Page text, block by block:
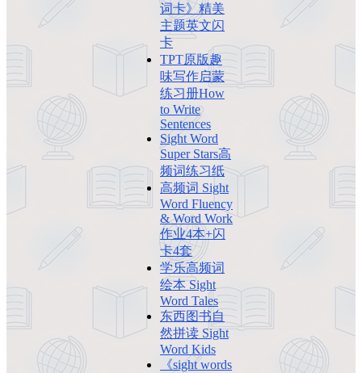
词卡》精美
主题英文闪
卡
TPT原版趣
味写作启蒙
练习册How
to Write
Sentences
Sight Word
Super Stars高
频词练习纸
高频词 Sight
Word Fluency
& Word Work
作业4本+闪
卡4套
学乐高频词
绘本 Sight
Word Tales
东西图书自
然拼读 Sight
Word Kids
《sight words